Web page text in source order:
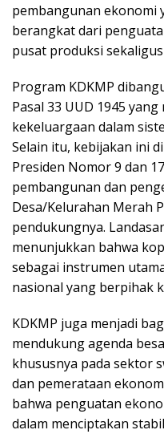
pembangunan ekonomi
berangkat dari
pusat produksi
Program KDKMP
Pasal 33 UUD 1945
kekeluargaan dalam
Selain itu, kebijakan ini
Presiden Nomor 9 dan
pembangunan dan
Desa/Kelurahan Merah
pendukungnya.
menunjukkan bahwa
sebagai instrumen
nasional yang berpihak
KDKMP juga menjadi
mendukung agenda
khususnya pada sektor
dan pemerataan
bahwa penguatan
dalam menciptakan